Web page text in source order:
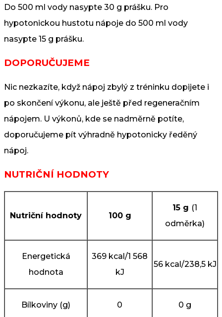
Do 500 ml vody nasypte 30 g prášku. Pro
hypotonickou hustotu nápoje do 500 ml vody
nasypte 15 g prášku.
DOPORUČUJEME
Nic nezkazíte, když nápoj zbylý z tréninku dopijete i
po skončení výkonu, ale ještě před regeneračním
nápojem. U výkonů, kde se nadměrně potíte,
doporučujeme pít výhradně hypotonicky ředěný
nápoj.
NUTRIČNÍ HODNOTY
Nutriční hodnoty 100 g
15 g (1
odměrka)
Energetická
hodnota
369 kcal/1 568
kJ
56 kcal/238,5 kJ
Bílkoviny (g) 0 0 g